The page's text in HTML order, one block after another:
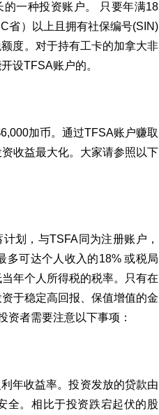
的一种投资账户。 只要年满18
省）以上且拥有社保编号(SIN)
度。对于持有工卡的加拿大非
设TFSA账户的。
加币。通过TFSA账户赚取
收益最大化。大家请参照以下
划，与TSFA同为注册账户，
多可达个人收入的18% 或税局
年个人所得税的税率。只有在
于稳定高回报、保值增值的金
资者需要注意以下事项：
年收益率。投资发放的贷款由
全。相比于投资跌宕起伏的股